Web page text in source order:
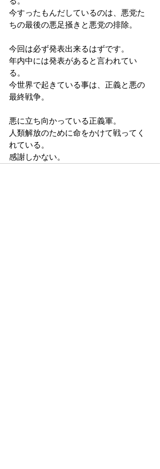
今すったもんだしているのは、悪党た
ちの最後の悪足掻きと悪党の排除。
今回は必ず発表出来るはずです。
年内中には発表があると言われてい
る。
今世界で起きている事は、正義と悪の
最終戦争。
悪に立ち向かっている正義軍。
人類解放のために命をかけて戦ってく
れている。
感謝しかない。